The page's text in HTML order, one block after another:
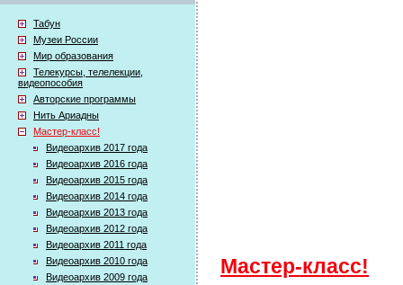
Табун
Музеи России
Мир образования
Телекурсы, телелекции,
видеопособия
Авторские программы
Нить Ариадны
Мастер-класс!
Видеоархив 2017 года
Видеоархив 2016 года
Видеоархив 2015 года
Видеоархив 2014 года
Видеоархив 2013 года
Видеоархив 2012 года
Видеоархив 2011 года
Видеоархив 2010 года
Видеоархив 2009 года
Мастер-класс!